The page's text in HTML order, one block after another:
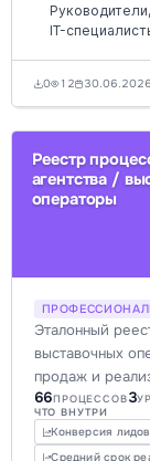
IT-
0 12 30.06.2026
Реестр
агентства /
операторы
Эталонный
выставочных
продаж и
Оптимизация
сметами и
прозрачности.
66ПРОЦЕССОВ3
ЧТО ВНУТРИ
Конверсия
Средний срок